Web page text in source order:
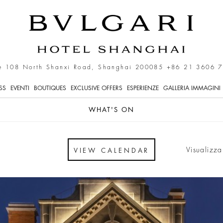
all'Hotel di lusso
108 North Shanxi Road, Shanghai 200085 +86 21 3606
EVENTI BOUTIQUES EXCLUSIVE OFFERS ESPERIENZE GALLERIA IMMAGINI
WHAT'S ON
VIEW CALENDAR Visualizza